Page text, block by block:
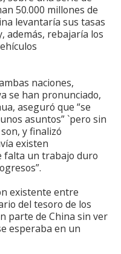
50.000 millones de
levantaría sus tasas
además, rebajaría los
naciones,
se han pronunciado,
aseguró que “se
asuntos” `pero sin
y finalizó
existen
falta un trabajo duro
existente entre
del tesoro de los
parte de China sin ver
esperaba en un